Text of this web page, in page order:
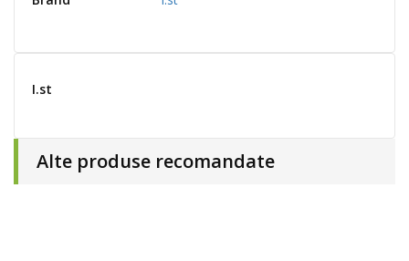
I.st
Alte produse recomandate